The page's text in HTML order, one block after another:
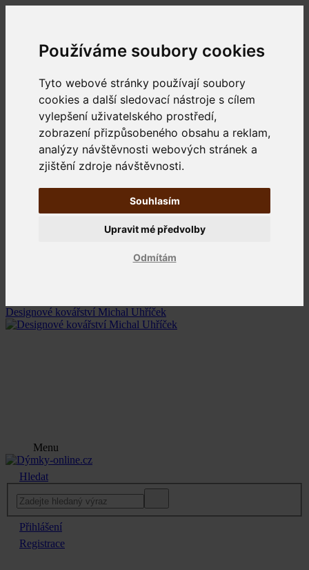
Používáme soubory cookies
Tyto webové stránky používají soubory
cookies a další sledovací nástroje s cílem
vylepšení uživatelského prostředí,
zobrazení přizpůsobeného obsahu a reklam,
analýzy návštěvnosti webových stránek a
zjištění zdroje návštěvnosti.
Souhlasím
Odmítám
Upravit mé předvolby
Designové kovářství Michal Uhříček
Menu
Hledat
Přihlášení
Registrace